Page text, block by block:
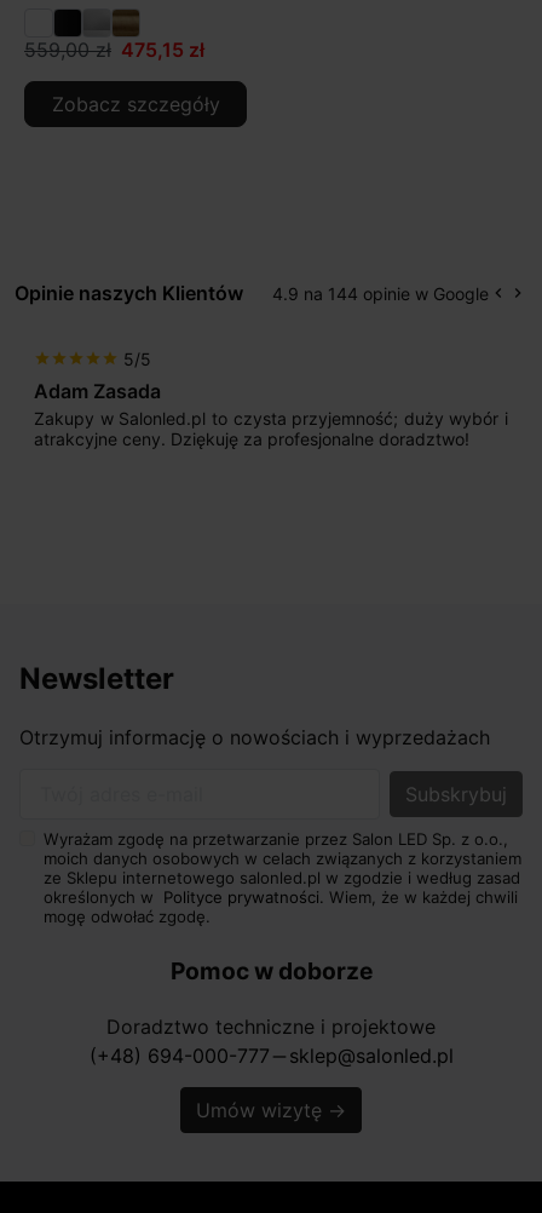
559,00 zł 475,15 zł
Zobacz szczegóły
Opinie naszych Klientów 4.9 na 144 opinie w Google keyboard_arrow_left keyboard_arrow_right
star star star star star 5/5
Adam Zasada
Zakupy w Salonled.pl to czysta przyjemność; duży wybór i
atrakcyjne ceny. Dziękuję za profesjonalne doradztwo!
Newsletter
Otrzymuj informację o nowościach i wyprzedażach
Wyrażam zgodę na przetwarzanie przez Salon LED Sp. z o.o.,
moich danych osobowych w celach związanych z korzystaniem
ze Sklepu internetowego salonled.pl w zgodzie i według zasad
określonych w Polityce prywatności. Wiem, że w każdej chwili
mogę odwołać zgodę.
Pomoc w doborze
Doradztwo techniczne i projektowe
(+48) 694-000-777 horizontal_rule sklep@salonled.pl
Umów wizytę →